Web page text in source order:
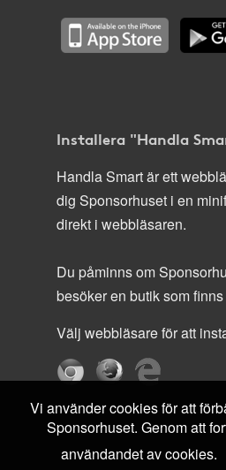
Installera "Handla
Handla Smart är ett
dig Sponsorhuset i en
direkt i webbläsaren.
Du påminns om
besöker en butik som
Välj webbläsare för att
Vi använder cookies för att
Sponsorhuset. Genom att
användandet av cookies.